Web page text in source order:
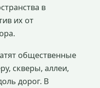
в
их от
общественные
скверы, аллеи,
дорог. В